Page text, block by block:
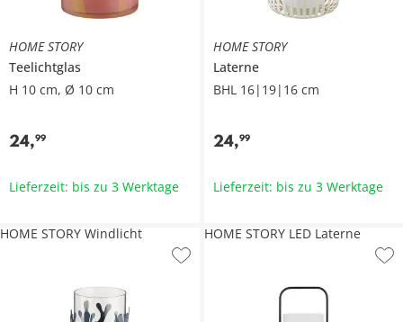
HOME STORY
Teelichtglas
H 10 cm, Ø 10 cm
24,99
Lieferzeit: bis zu 3 Werktage
HOME STORY
Laterne
BHL 16|19|16 cm
24,99
Lieferzeit: bis zu 3 Werktage
HOME STORY Windlicht HOME STORY LED Laterne